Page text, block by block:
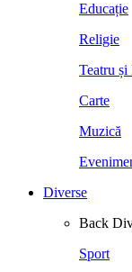
Educație
Religie
Teatru
Carte
Muzică
Diverse
Back
Sport